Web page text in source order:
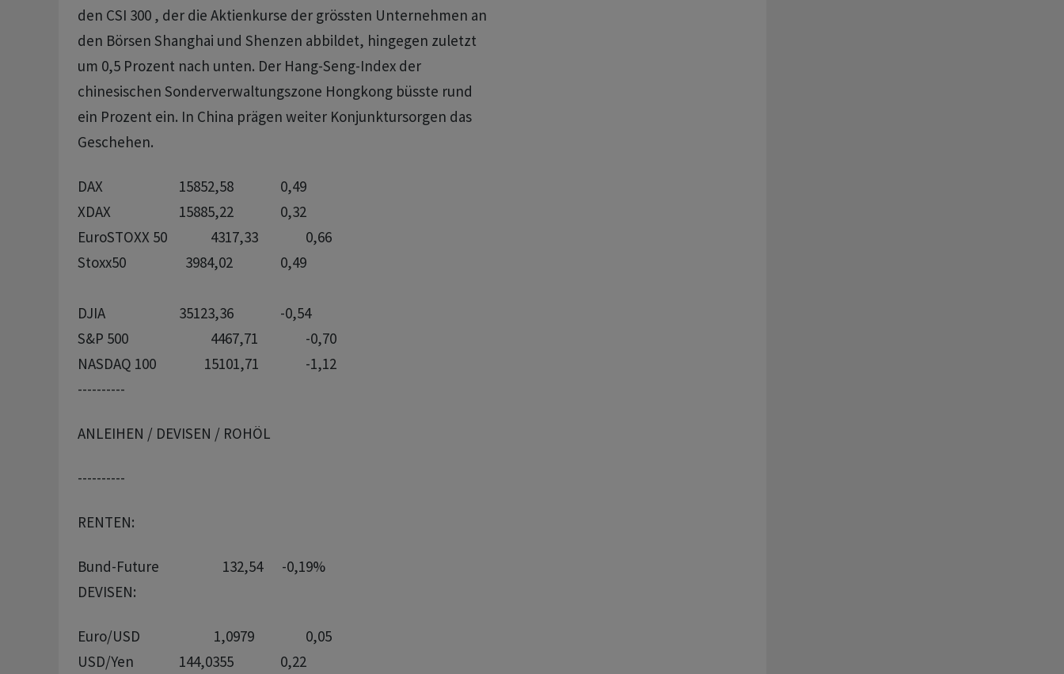
den CSI 300 , der die Aktienkurse der grössten Unternehmen an
den Börsen Shanghai und Shenzen abbildet, hingegen zuletzt
um 0,5 Prozent nach unten. Der Hang-Seng-Index der
chinesischen Sonderverwaltungszone Hongkong büsste rund
ein Prozent ein. In China prägen weiter Konjunktursorgen das
Geschehen.
DAX              		15852,58		0,49
XDAX            		15885,22		0,32
EuroSTOXX 50		  4317,33		0,66
Stoxx50        		  3984,02		0,49
DJIA             		35123,36		-0,54
S&P 500        		  4467,71		-0,70
NASDAQ 100  		15101,71		-1,12
----------
ANLEIHEN / DEVISEN / ROHÖL
----------
RENTEN:
Bund-Future                    132,54      -0,19%
DEVISEN:
Euro/USD       		   1,0979		0,05
USD/Yen             	144,0355		0,22